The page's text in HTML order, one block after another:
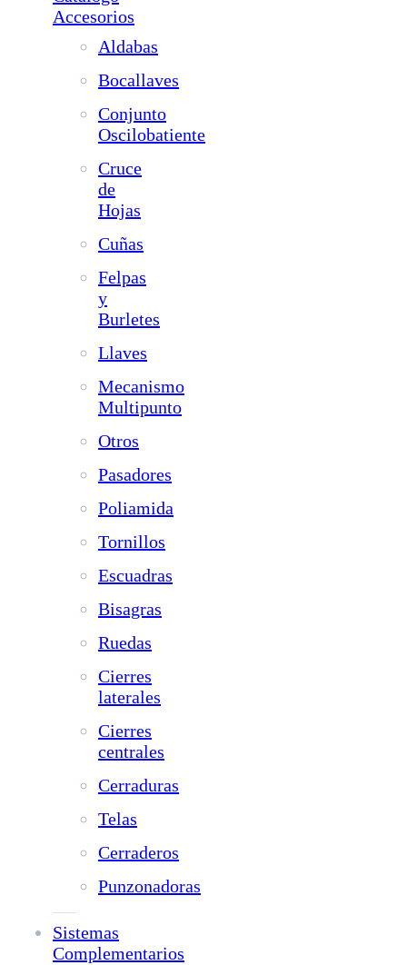
Accesorios
Aldabas
Bocallaves
Conjunto
Oscilobatiente
Cruce
de
Hojas
Cuñas
Felpas
y
Burletes
Llaves
Mecanismo
Multipunto
Otros
Pasadores
Poliamida
Tornillos
Escuadras
Bisagras
Ruedas
Cierres
laterales
Cierres
centrales
Cerraduras
Telas
Cerraderos
Punzonadoras
Sistemas
Complementarios